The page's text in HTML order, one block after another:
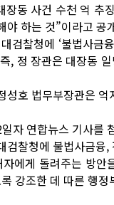
동 사건 수천 억 추
야 하는 것”이라고
검찰청에 ‘불법사금
, 정 장관은 대장동
성호 법무부장관은
자 연합뉴스 기사를
검찰청에 불법사금
에게 돌려주는 방
강조한 데 따른 행